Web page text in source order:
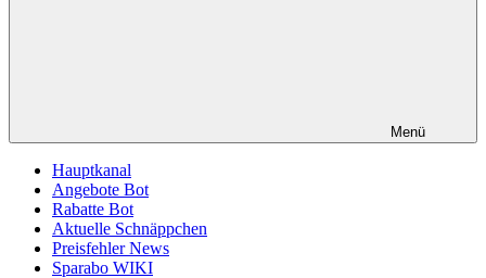
Menü
Hauptkanal
Angebote Bot
Rabatte Bot
Aktuelle Schnäppchen
Preisfehler News
Sparabo WIKI